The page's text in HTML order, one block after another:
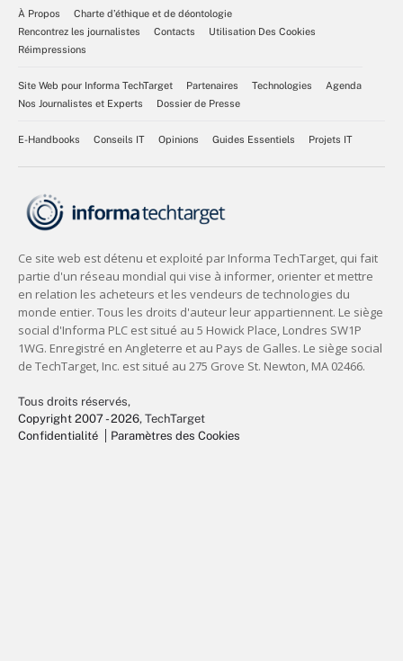
À Propos
Charte d’éthique et de déontologie
Rencontrez les journalistes
Contacts
Utilisation Des Cookies
Réimpressions
Site Web pour Informa TechTarget Partenaires Technologies
Agenda
Nos Journalistes et Experts
Dossier de Presse
E-Handbooks Conseils IT Opinions Guides Essentiels Projets IT
Tous droits réservés,
Copyright 2007 - 2026, TechTarget
Confidentialité
Paramètres des Cookies